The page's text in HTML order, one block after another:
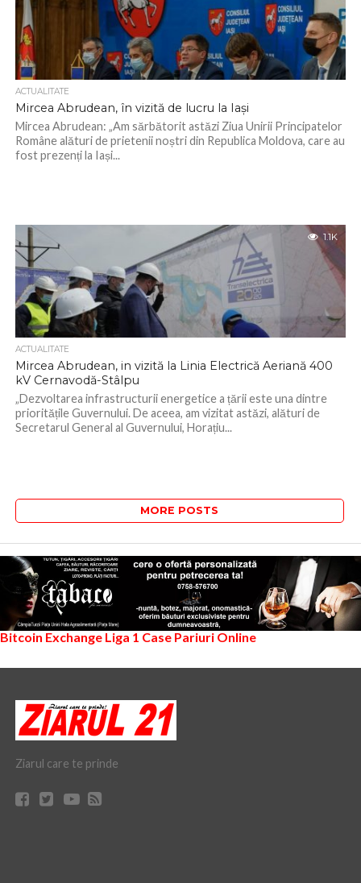
ACTUALITATE
Mircea Abrudean, în vizită de lucru la Iași
Mircea Abrudean: „Am sărbătorit astăzi Ziua Unirii Principatelor
Române alături de prietenii noștri din Republica Moldova, care au
fost prezenți la Iași...
1.1K
ACTUALITATE
Mircea Abrudean, in vizită la Linia Electrică Aeriană 400
kV Cernavodă-Stâlpu
„Dezvoltarea infrastructurii energetice a țării este una dintre
prioritățile Guvernului. De aceea, am vizitat astăzi, alături de
Secretarul General al Guvernului, Horațiu...
MORE POSTS
Bitcoin Exchange Liga 1 Case Pariuri Online
Ziarul care te prinde